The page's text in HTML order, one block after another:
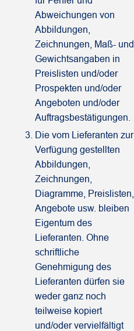
Abweichungen von
Abbildungen,
Zeichnungen, Maß- und
Gewichtsangaben in
Preislisten und/oder
Prospekten und/oder
Angeboten und/oder
Auftragsbestätigungen.
Die vom Lieferanten zur
Verfügung gestellten
Abbildungen,
Zeichnungen,
Diagramme, Preislisten,
Angebote usw. bleiben
Eigentum des
Lieferanten. Ohne
schriftliche
Genehmigung des
Lieferanten dürfen sie
weder ganz noch
teilweise kopiert
und/oder vervielfältigt